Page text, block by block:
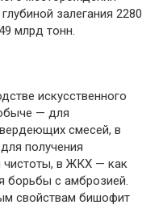
залегания 2280
млрд тонн.
искусственного
— для
смесей, в
получения
чистоты, в ЖКХ — как
борьбы с амброзией.
свойствам бишофит